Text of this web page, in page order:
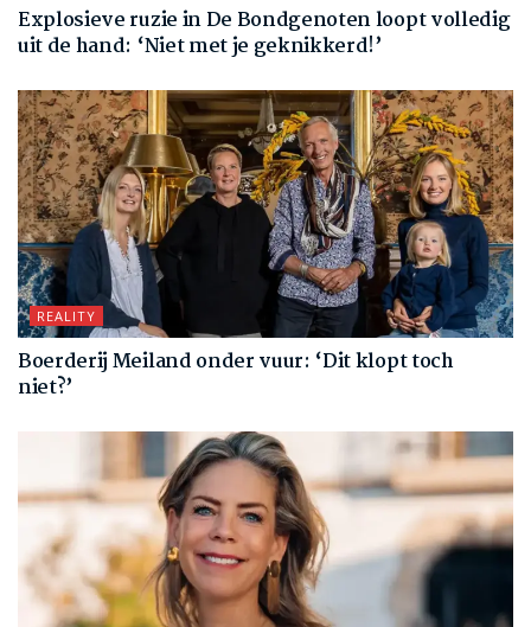
Explosieve ruzie in De Bondgenoten loopt volledig
uit de hand: ‘Niet met je geknikkerd!’
REALITY
Boerderij Meiland onder vuur: ‘Dit klopt toch
niet?’